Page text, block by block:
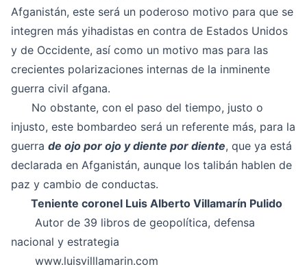
Afganistán, este será un poderoso motivo para que se
integren más yihadistas en contra de Estados Unidos
y de Occidente, así como un motivo mas para las
crecientes polarizaciones internas de la inminente
guerra civil afgana.
No obstante, con el paso del tiempo, justo o
injusto, este bombardeo será un referente más, para la
guerra de ojo por ojo y diente por diente, que ya está
declarada en Afganistán, aunque los talibán hablen de
paz y cambio de conductas.
Teniente coronel Luis Alberto Villamarín Pulido
Autor de 39 libros de geopolítica, defensa
nacional y estrategia
www.luisvilllamarin.com